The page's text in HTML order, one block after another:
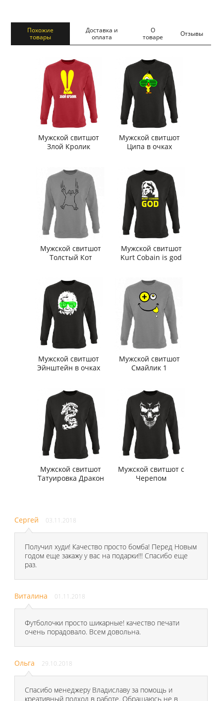
Похожие
товары
Доставка и
оплата
О
товаре
Отзывы
Мужской свитшот
Злой Кролик
Мужской свитшот
Ципа в очках
Мужской свитшот
Толстый Кот
Мужской свитшот
Kurt Cobain is god
Мужской свитшот
Эйнштейн в очках
Мужской свитшот
Смайлик 1
Мужской свитшот
Татуировка Дракон
Мужской свитшот с
Черепом
Сергей 03.11.2018
Получил худи! Качество просто бомба! Перед Новым
годом еще закажу у вас на подарки!!! Спасибо еще
раз.
Виталина 01.11.2018
Футболочки просто шикарные! качество печати
очень порадовало. Всем довольна.
Ольга 29.10.2018
Спасибо менеджеру Владиславу за помощь и
креативный подход в работе. Обращаюсь не в